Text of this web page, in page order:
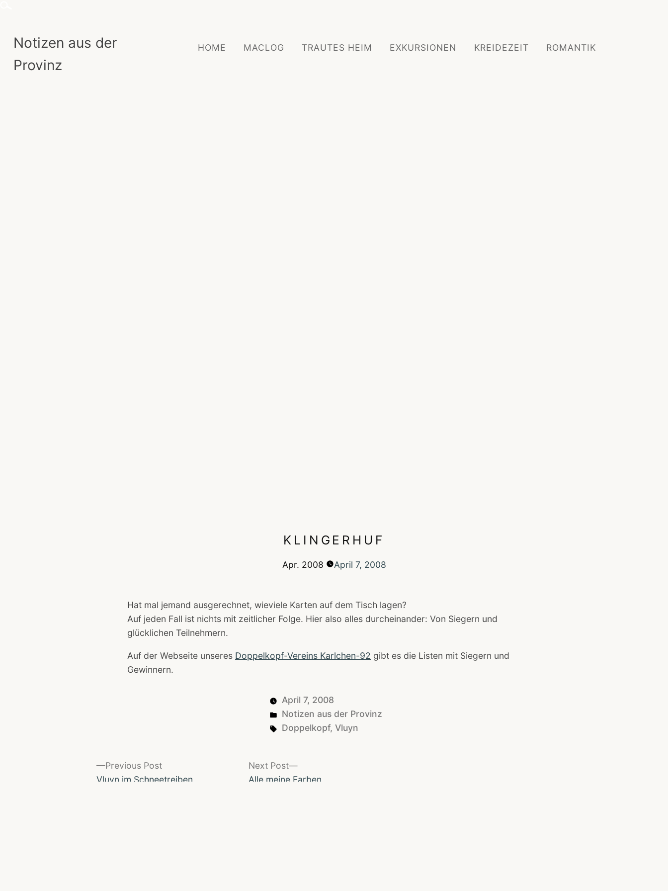
Notizen aus der
Provinz
HOME MACLOG TRAUTES HEIM EXKURSIONEN KREIDEZEIT ROMANTIK
KLINGERHUF
Apr. 2008 April 7, 2008
Hat mal jemand ausgerechnet, wieviele Karten auf dem Tisch lagen?
Auf jeden Fall ist nichts mit zeitlicher Folge. Hier also alles durcheinander: Von Siegern und
glücklichen Teilnehmern.
Auf der Webseite unseres Doppelkopf-Vereins Karlchen-92 gibt es die Listen mit Siegern und
Gewinnern.
April 7, 2008
Posted
in
Notizen aus der Provinz
Tags:
Doppelkopf, Vluyn
BeitragsnavigationPrevious PostPrevious
post:
Vluyn im Schneetreiben
Next Post
Next
post:
Alle meine Farben